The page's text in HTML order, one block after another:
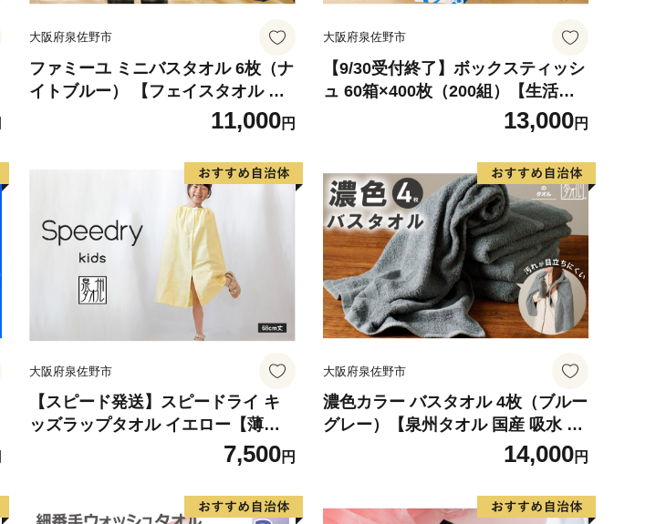
大阪府泉佐野市
ファミーユ ミニバスタオル 6枚（ナ
イトブルー） 【フェイスタオル 以
上 バスタオル 未満 泉州タオル 吸水
普段使い シンプル 日用品 たおる】
11,000円
大阪府泉佐野市
【9/30受付終了】ボックスティッシ
ュ 60箱×400枚（200組）【生活用
品 雑貨 日用品 必需品 紙 常備品 ま
とめ買い 備蓄 防災 ティッシュペー
パー てぃっしゅ ティッシュ eスポ
ーツ応援 泉佐野市オリジナル】
13,000円
大阪府泉佐野市
【スピード発送】スピードライ キ
ッズラップタオル イエロー【薄手
速乾 子供用 タオル 日用品 たおる
キッズ 日用品 学校用品 プール】
7,500円
大阪府泉佐野市
濃色カラー バスタオル 4枚（ブルー
グレー）【泉州タオル 国産 吸水 普
段使い シンプル 日用品 家族 ファミ
14,000円